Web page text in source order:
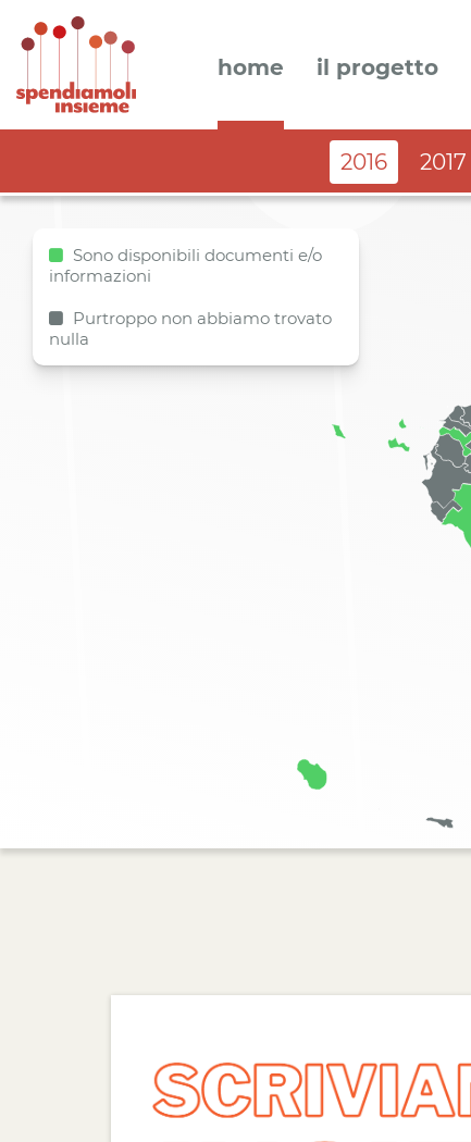
home il progetto
2016 2017
Sono disponibili documenti e/o
informazioni
Purtroppo non abbiamo trovato
nulla